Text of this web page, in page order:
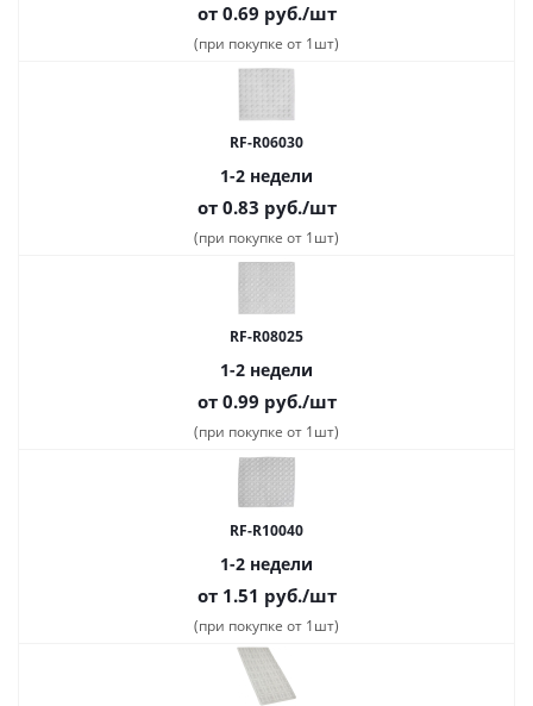
от 0.69 руб./шт
(при покупке от 1шт)
RF-R06030
1-2 недели
от 0.83 руб./шт
(при покупке от 1шт)
RF-R08025
1-2 недели
от 0.99 руб./шт
(при покупке от 1шт)
RF-R10040
1-2 недели
от 1.51 руб./шт
(при покупке от 1шт)